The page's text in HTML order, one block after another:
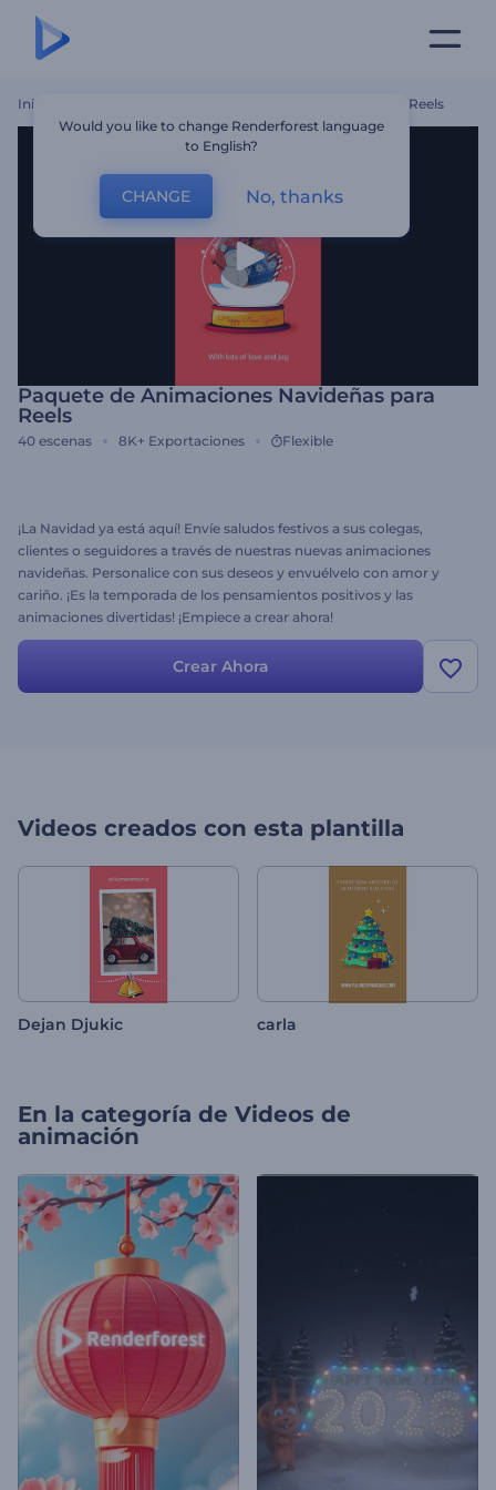
Inicio Paquete De Animaciones Navideñas Para Reels
Paquete de Animaciones Navideñas para
Reels
40 escenas 8K+ Exportaciones Flexible
¡La Navidad ya está aquí! Envíe saludos festivos a sus colegas,
clientes o seguidores a través de nuestras nuevas animaciones
navideñas. Personalice con sus deseos y envuélvelo con amor y
cariño. ¡Es la temporada de los pensamientos positivos y las
animaciones divertidas! ¡Empiece a crear ahora!
Crear Ahora
Videos creados con esta plantilla
Dejan Djukic carla
En la categoría de Videos de
animación
Would you like to change Renderforest language
to English?
CHANGE No, thanks